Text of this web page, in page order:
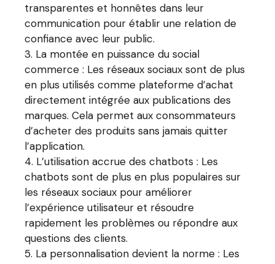
transparentes et honnêtes dans leur
communication pour établir une relation de
confiance avec leur public.
La montée en puissance du social
commerce : Les réseaux sociaux sont de plus
en plus utilisés comme plateforme d’achat
directement intégrée aux publications des
marques. Cela permet aux consommateurs
d’acheter des produits sans jamais quitter
l’application.
L’utilisation accrue des chatbots : Les
chatbots sont de plus en plus populaires sur
les réseaux sociaux pour améliorer
l’expérience utilisateur et résoudre
rapidement les problèmes ou répondre aux
questions des clients.
La personnalisation devient la norme : Les